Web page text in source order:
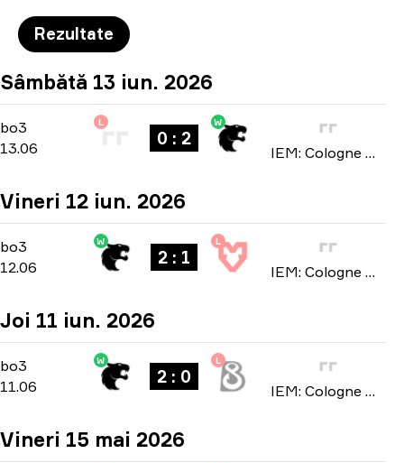
Rezultate
Sâmbătă 13 iun. 2026
bo3
bo3
13.06
L
0 : 2
W
IEM: Cologne Major 2026
Vineri 12 iun. 2026
bo3
bo3
12.06
W
2 : 1
L
IEM: Cologne Major 2026
Joi 11 iun. 2026
bo3
bo3
11.06
W
2 : 0
L
IEM: Cologne Major 2026
Vineri 15 mai 2026